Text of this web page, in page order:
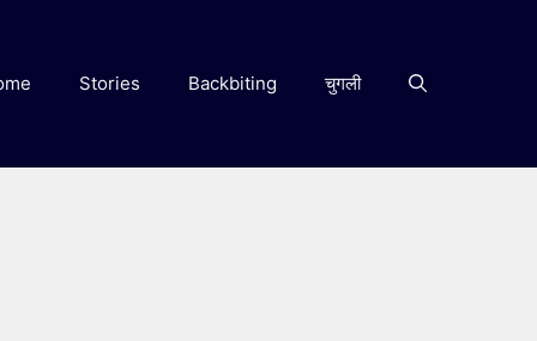
Stories Backbiting चुगली